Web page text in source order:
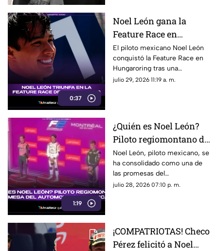
0:37
Noel León gana la
Feature Race en
Hungaroring y logra un
triunfo histórico rumbo
al campeonato
El piloto mexicano Noel León
conquistó la Feature Race en
Hungaroring tras una
impecable estrategia de pits y
julio 29, 2026 11:19 a. m.
1:19
¿Quién es Noel León?
Piloto regiomontano de
21 años y promesa del
automovilismo
mexicano con Campos
Racing
Noel León, piloto mexicano, se
ha consolidado como una de
las promesas del
automovilismo nacional al
julio 28, 2026 07:10 p. m.
¡COMPATRIOTAS! Checo
Pérez felicitó a Noel